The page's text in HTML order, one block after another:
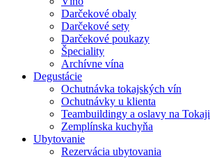
Darčekové obaly
Darčekové sety
Darčekové poukazy
Špeciality
Archívne vína
Degustácie
Ochutnávka tokajských vín
Ochutnávky u klienta
Teambuildingy a oslavy na Tokaji
Zemplínska kuchyňa
Ubytovanie
Rezervácia ubytovania